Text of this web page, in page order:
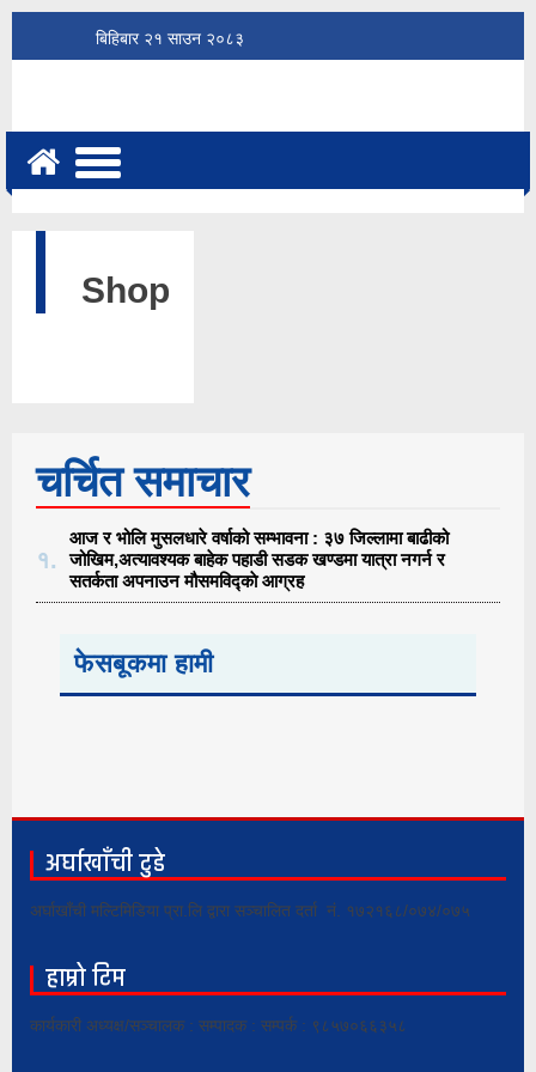
बिहिबार २१ साउन २०८३
Shop
चर्चित समाचार
१.
आज र भोलि मुसलधारे वर्षाको सम्भावना : ३७ जिल्लामा बाढीको
जोखिम,अत्यावश्यक बाहेक पहाडी सडक खण्डमा यात्रा नगर्न र
सतर्कता अपनाउन मौसमविद्काे आग्रह
फेसबूकमा हामी
अर्घाखाँची टुडे
अर्घाखाँची मल्टिमिडिया प्रा.लि द्वारा सञ्चालित दर्ता नं. १७२१६८/०७४/०७५
हाम्रो टिम
कार्यकारी अध्यक्ष/सञ्चालक : सम्पादक : सम्पर्क : ९८५७०६६३५८